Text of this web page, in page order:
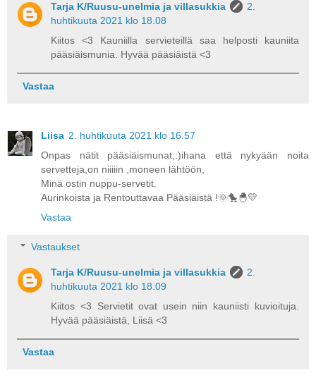
Tarja K/Ruusu-unelmia ja villasukkia
2.
huhtikuuta 2021 klo 18.08
Kiitos <3 Kauniilla servieteillä saa helposti kauniita
pääsiäismunia. Hyvää pääsiäistä <3
Vastaa
Liisa 2. huhtikuuta 2021 klo 16.57
Onpas nätit pääsiäismunat,:)ihana että nykyään noita
servetteja,on niiiiin ,moneen lähtöön,
Minä ostin nuppu-servetit.
Aurinkoista ja Rentouttavaa Pääsiäistä !🌞🐤🐣💛
Vastaa
Vastaukset
Tarja K/Ruusu-unelmia ja villasukkia
2.
huhtikuuta 2021 klo 18.09
Kiitos <3 Servietit ovat usein niin kauniisti kuvioituja.
Hyvää pääsiäistä, Liisä <3
Vastaa